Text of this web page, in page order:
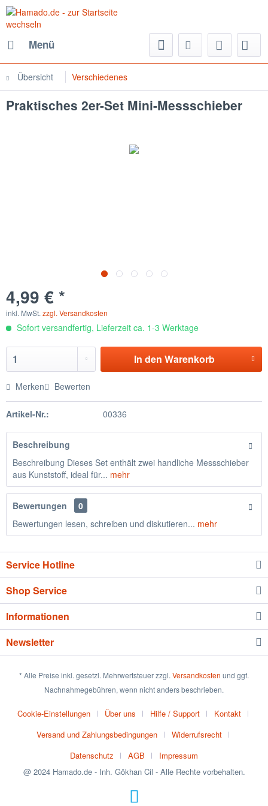
Menü
Übersicht Verschiedenes
Praktisches 2er-Set Mini-Messschieber
4,99 € *
inkl. MwSt. zzgl. Versandkosten
Sofort versandfertig, Lieferzeit ca. 1-3 Werktage
In den Warenkorb
Merken Bewerten
Artikel-Nr.: 00336
Beschreibung
Beschreibung Dieses Set enthält zwei handliche Messschieber
aus Kunststoff, ideal für... mehr
Bewertungen
0
Bewertungen lesen, schreiben und diskutieren... mehr
Service Hotline
Shop Service
Informationen
Newsletter
* Alle Preise inkl. gesetzl. Mehrwertsteuer zzgl. Versandkosten und ggf.
Nachnahmegebühren, wenn nicht anders beschrieben.
Cookie-Einstellungen Über uns Hilfe / Support
Kontakt
Versand und Zahlungsbedingungen
Widerrufsrecht
Datenschutz
AGB
Impressum
@ 2024 Hamado.de - Inh. Gökhan Cil - Alle Rechte vorbehalten.